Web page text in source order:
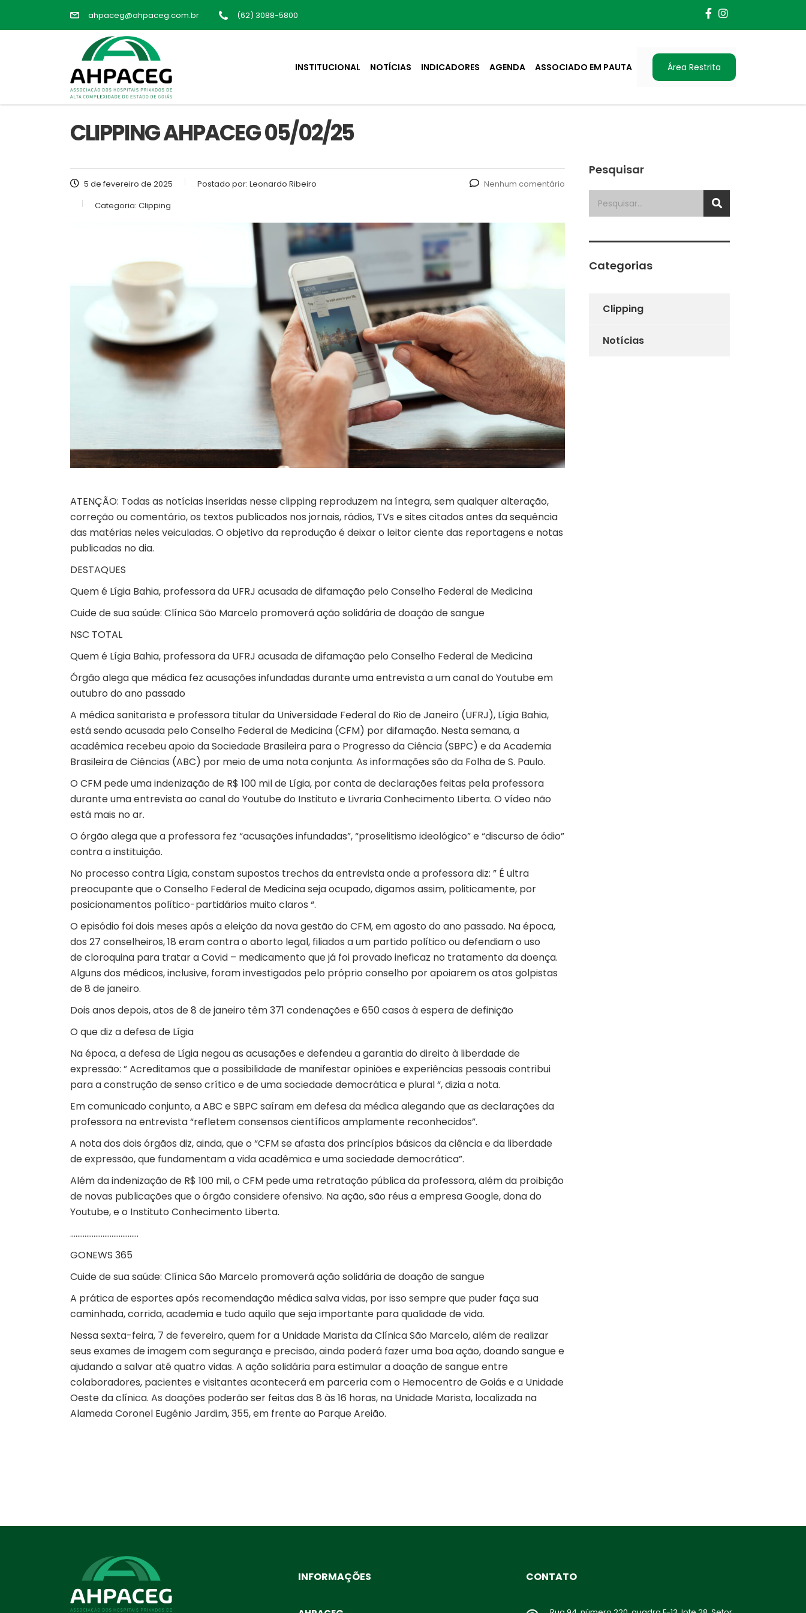
ahpaceg@ahpaceg.com.br (62) 3088-5800
INSTITUCIONAL NOTÍCIAS INDICADORES AGENDA ASSOCIADO EM PAUTA Área Restrita
CLIPPING AHPACEG 05/02/25
5 de fevereiro de 2025 Postado por: Leonardo Ribeiro
Categoria: Clipping
Nenhum comentário
ATENÇÃO: Todas as notícias inseridas nesse clipping reproduzem na íntegra, sem qualquer alteração,
correção ou comentário, os textos publicados nos jornais, rádios, TVs e sites citados antes da sequência
das matérias neles veiculadas. O objetivo da reprodução é deixar o leitor ciente das reportagens e notas
publicadas no dia.
DESTAQUES
Quem é Lígia Bahia, professora da UFRJ acusada de difamação pelo Conselho Federal de Medicina
Cuide de sua saúde: Clínica São Marcelo promoverá ação solidária de doação de sangue
NSC TOTAL
Quem é Lígia Bahia, professora da UFRJ acusada de difamação pelo Conselho Federal de Medicina
Órgão alega que médica fez acusações infundadas durante uma entrevista a um canal do Youtube em
outubro do ano passado
A médica sanitarista e professora titular da Universidade Federal do Rio de Janeiro (UFRJ), Lígia Bahia,
está sendo acusada pelo Conselho Federal de Medicina (CFM) por difamação. Nesta semana, a
acadêmica recebeu apoio da Sociedade Brasileira para o Progresso da Ciência (SBPC) e da Academia
Brasileira de Ciências (ABC) por meio de uma nota conjunta. As informações são da Folha de S. Paulo.
O CFM pede uma indenização de R$ 100 mil de Lígia, por conta de declarações feitas pela professora
durante uma entrevista ao canal do Youtube do Instituto e Livraria Conhecimento Liberta. O vídeo não
está mais no ar.
O órgão alega que a professora fez “acusações infundadas”, “proselitismo ideológico” e “discurso de ódio”
contra a instituição.
No processo contra Lígia, constam supostos trechos da entrevista onde a professora diz: ” É ultra
preocupante que o Conselho Federal de Medicina seja ocupado, digamos assim, politicamente, por
posicionamentos político-partidários muito claros “.
O episódio foi dois meses após a eleição da nova gestão do CFM, em agosto do ano passado. Na época,
dos 27 conselheiros, 18 eram contra o aborto legal, filiados a um partido político ou defendiam o uso
de cloroquina para tratar a Covid – medicamento que já foi provado ineficaz no tratamento da doença.
Alguns dos médicos, inclusive, foram investigados pelo próprio conselho por apoiarem os atos golpistas
de 8 de janeiro.
Dois anos depois, atos de 8 de janeiro têm 371 condenações e 650 casos à espera de definição
O que diz a defesa de Lígia
Na época, a defesa de Lígia negou as acusações e defendeu a garantia do direito à liberdade de
expressão: ” Acreditamos que a possibilidade de manifestar opiniões e experiências pessoais contribui
para a construção de senso crítico e de uma sociedade democrática e plural “, dizia a nota.
Em comunicado conjunto, a ABC e SBPC saíram em defesa da médica alegando que as declarações da
professora na entrevista “refletem consensos científicos amplamente reconhecidos”.
A nota dos dois órgãos diz, ainda, que o “CFM se afasta dos princípios básicos da ciência e da liberdade
de expressão, que fundamentam a vida acadêmica e uma sociedade democrática”.
Além da indenização de R$ 100 mil, o CFM pede uma retratação pública da professora, além da proibição
de novas publicações que o órgão considere ofensivo. Na ação, são réus a empresa Google, dona do
Youtube, e o Instituto Conhecimento Liberta.
………………………………..
GONEWS 365
Cuide de sua saúde: Clínica São Marcelo promoverá ação solidária de doação de sangue
A prática de esportes após recomendação médica salva vidas, por isso sempre que puder faça sua
caminhada, corrida, academia e tudo aquilo que seja importante para qualidade de vida.
Nessa sexta-feira, 7 de fevereiro, quem for a Unidade Marista da Clínica São Marcelo, além de realizar
seus exames de imagem com segurança e precisão, ainda poderá fazer uma boa ação, doando sangue e
ajudando a salvar até quatro vidas. A ação solidária para estimular a doação de sangue entre
colaboradores, pacientes e visitantes acontecerá em parceria com o Hemocentro de Goiás e a Unidade
Oeste da clínica. As doações poderão ser feitas das 8 às 16 horas, na Unidade Marista, localizada na
Alameda Coronel Eugênio Jardim, 355, em frente ao Parque Areião.
Pesquisar
Categorias
Clipping
Notícias
INFORMAÇÕES CONTATO